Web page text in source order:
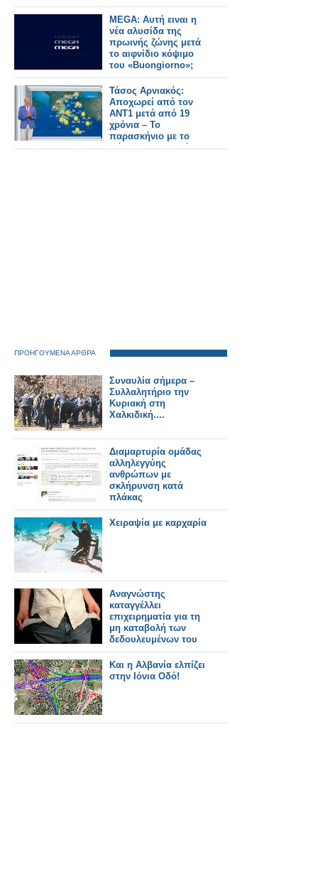
MEGA: Αυτή ειναι η
νέα αλυσίδα της
πρωινής ζώνης μετά
το αιφνίδιο κόψιμο
του «Buongiorno»;
Τάσος Αρνιακός:
Αποχωρεί από τον
ΑΝΤ1 μετά από 19
χρόνια – Το
παρασκήνιο με το
πάρτι που δεν πήγε
ΠΡΟΗΓΟΥΜΕΝΑ ΑΡΘΡΑ
Συναυλία σήμερα –
Συλλαλητήριο την
Κυριακή στη
Χαλκιδική....
Διαμαρτυρία ομάδας
αλληλεγγύης
ανθρώπων με
σκλήρυνση κατά
πλάκας
Χειραψία με καρχαρία
Αναγνώστης
καταγγέλλει
επιχειρηματία για τη
μη καταβολή των
δεδουλευμένων του
Kαι η Αλβανία ελπίζει
στην Ιόνια Οδό!